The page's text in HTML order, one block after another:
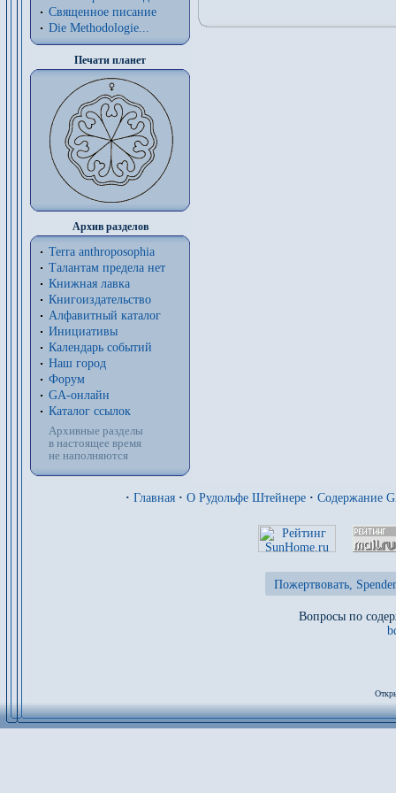
Священное писание
Die Methodologie...
Печати планет
Архив разделов
Terra anthroposophia
Талантам предела нет
Книжная лавка
Книгоиздательство
Алфавитный каталог
Инициативы
Календарь событий
Наш город
Форум
GA-онлайн
Каталог ссылок
Архивные разделы
в настоящее время
не наполняются
· Главная · О Рудольфе Штейнере · Содержание
Пожертвовать,
Вопросы по